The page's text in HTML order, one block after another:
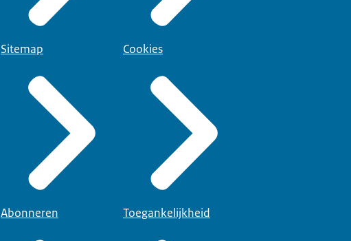
Sitemap
Abonneren
Cookies
Toegankelijkheid